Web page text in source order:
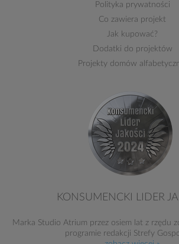
Polityka prywatności
Co zawiera projekt
Jak kupować?
Dodatki do projektów
Projekty domów
KONSUMENCKI LIDER
Marka Studio Atrium przez osiem lat z rzędu
programie redakcji Strefy